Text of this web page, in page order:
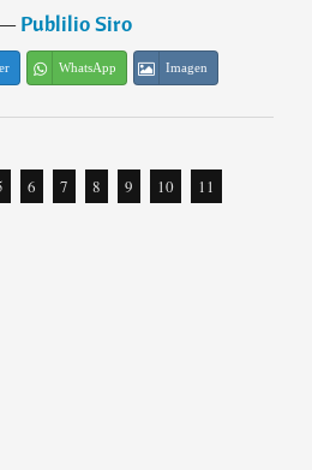
Publilio Siro
WhatsApp Imagen
6 7 8 9 10 11